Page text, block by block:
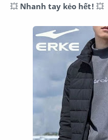
💥 Nhanh tay kẻo hết! 💥